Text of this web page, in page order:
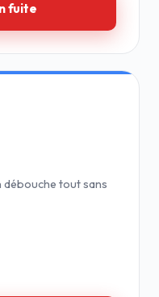
fuite
débouche tout sans